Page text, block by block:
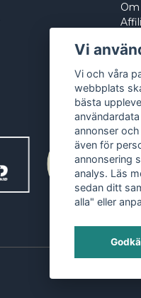
Vi
Vi och våra
webbplats
bästa
annonser
även för
annonsering
analys. Läs
sedan ditt
alla" eller